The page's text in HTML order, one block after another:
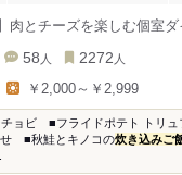
肉とチーズを楽しむ個室ダ
58 人 2272 人
￥2,000～￥2,999
チョビ ■フライドポテト トリ
■秋鮭とキノコの炊き込みご